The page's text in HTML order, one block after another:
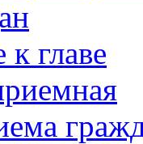
главе